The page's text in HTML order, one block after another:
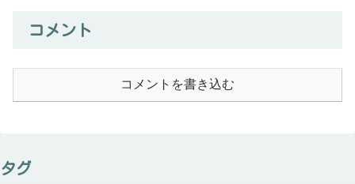
コメント
コメントを書き込む
タグ